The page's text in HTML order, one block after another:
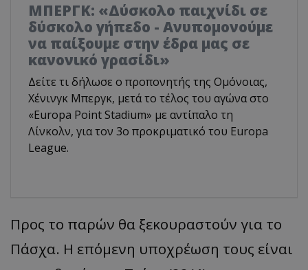
ΜΠΕΡΓΚ: «Δύσκολο παιχνίδι σε
δύσκολο γήπεδο - Ανυπομονούμε
να παίξουμε στην έδρα μας σε
κανονικό γρασίδι»
Δείτε τι δήλωσε ο προπονητής της Ομόνοιας,
Χένινγκ Μπεργκ, μετά το τέλος του αγώνα στο
«Europa Point Stadium» με αντίπαλο τη
Λίνκολν, για τον 3ο προκριματικό του Europa
League.
Προς το παρών θα ξεκουραστούν για το
Πάσχα. Η επόμενη υποχρέωση τους είναι